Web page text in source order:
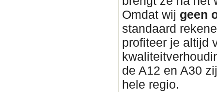
Omdat wij geen
standaard
profiteer je altijd
de A12 en A30
hele regio.